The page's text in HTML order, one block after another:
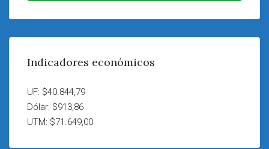
Indicadores económicos
UF: $40.844,79
Dólar: $913,86
UTM: $71.649,00